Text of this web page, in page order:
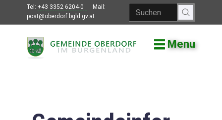
Tel: +43 3352 6204-0
Mail:
post@oberdorf.bgld.gv.at
Menu
Willkommen